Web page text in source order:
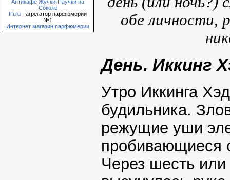
Антикафе Жучки-Паучки на
Соколе
fifi.ru - агрегатор парфюмерии
№1
Интернет магазин парфюмерии
обе личности,
День. Иккинг
Утро Иккинга
будильника.
режущие уши
пробивающиеся
Через шесть